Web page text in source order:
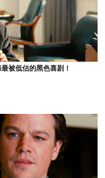
被低估的黑色喜剧！